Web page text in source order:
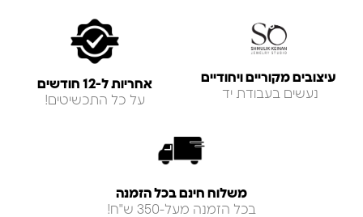
עיצובים מקוריים ויחודיים
נעשים בעבודת יד
אחריות ל-12 חודשים
על כל התכשיטים!
משלוח חינם בכל הזמנה
בכל הזמנה מעל-350 ש"ח!